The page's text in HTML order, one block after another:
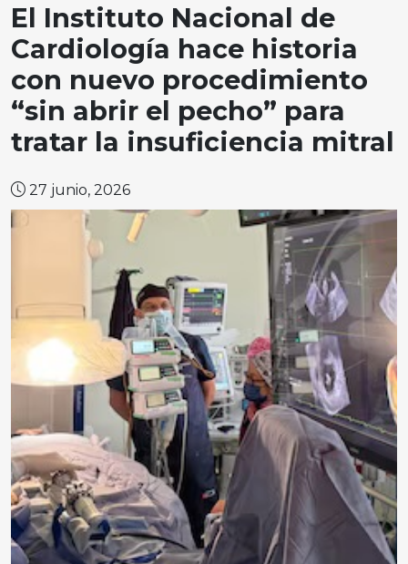
El Instituto Nacional de
Cardiología hace historia
con nuevo procedimiento
“sin abrir el pecho” para
tratar la insuficiencia mitral
27 junio, 2026